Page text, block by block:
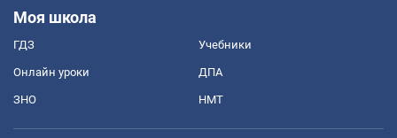
Моя школа
ГДЗ Учебники
Онлайн уроки ДПА
ЗНО НМТ